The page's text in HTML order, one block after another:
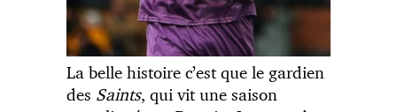
La belle histoire c’est que le gardien
des Saints, qui vit une saison